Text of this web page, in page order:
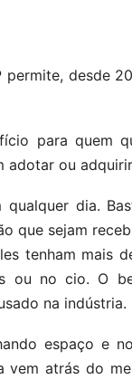
desde
para quem
adotar ou
dia.
que sejam
tenham mais
ou no cio. O
na indústria.
espaço e
vem atrás do